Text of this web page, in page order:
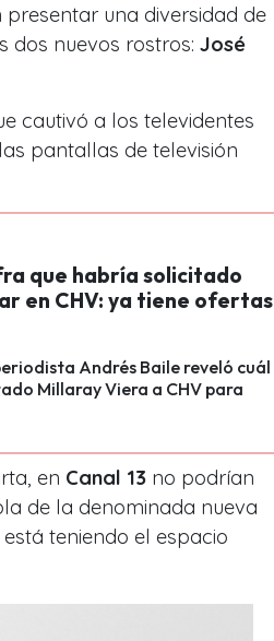
presentar una diversidad de
dos nuevos rostros: José
cautivó a los televidentes
pantallas de televisión
que habría solicitado
en CHV: ya tiene ofertas
Andrés Baile reveló cuál
Millaray Viera a CHV para
en Canal 13 no podrían
de la denominada nueva
teniendo el espacio